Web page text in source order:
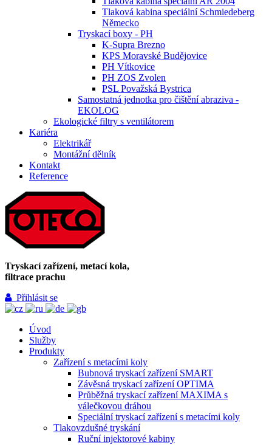
Tlaková kabina speciální Schmiedeberg
Německo
Tryskací boxy - PH
K-Supra Brezno
KPS Moravské Budějovice
PH Vítkovice
PH ZOS Zvolen
PSL Považská Bystrica
Samostatná jednotka pro čištění abraziva -
EKOLOG
Ekologické filtry s ventilátorem
Kariéra
Elektrikář
Montážní dělník
Kontakt
Reference
Tryskací zařízení, metací kola,
filtrace prachu
Přihlásit se
Úvod
Služby
Produkty
Zařízení s metacími koly
Bubnová tryskací zařízení SMART
Závěsná tryskací zařízení OPTIMA
Průběžná tryskací zařízení MAXIMA s
válečkovou dráhou
Speciální tryskací zařízení s metacími koly
Tlakovzdušné tryskání
Ruční injektorové kabiny